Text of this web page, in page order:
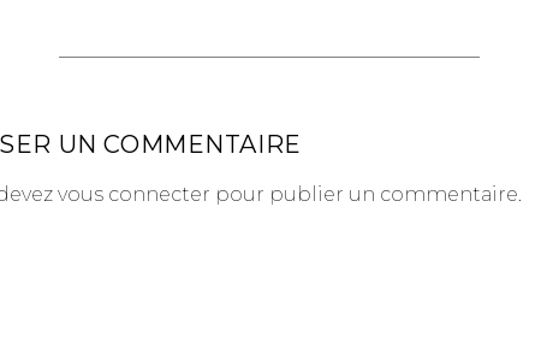
UN COMMENTAIRE
vous connecter pour publier un commentaire.